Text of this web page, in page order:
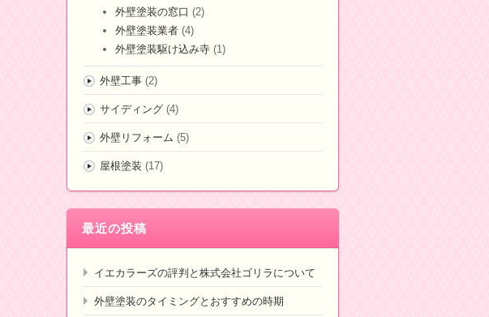
外壁塗装の窓口 (2)
外壁塗装業者 (4)
外壁塗装駆け込み寺 (1)
外壁工事(2)
サイディング(4)
外壁リフォーム (5)
屋根塗装 (17)
最近の投稿
イエカラーズの評判と株式会社ゴリラについて
外壁塗装のタイミングとおすすめの時期